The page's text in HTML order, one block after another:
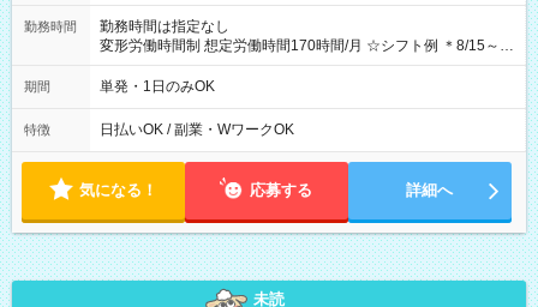
勤務時間
勤務時間は指定なし
変形労働時間制 想定労働時間170時間/月 ☆シフト例 ＊8/15～
10/26 全日共通 08：00～12：00 17：00～21：00 ＊8/31
～9/19のみ下記シフトもあります！ 12：00～16：00 ＊9/6～
00
期間 単発・1日のみOK
特徴 日払いOK / 副業・WワークOK
気になる！ 応募する 詳細へ
未読